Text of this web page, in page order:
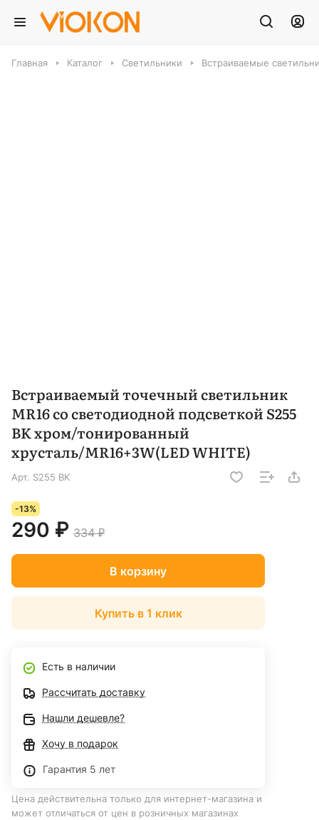
Главная Каталог Светильники Встраиваемые
Встраиваемый точечный светильник
MR16 со светодиодной подсветкой S255
BK хром/тонированный
хрусталь/MR16+3W(LED WHITE)
Арт. S255 BK
-13%
290 ₽ 334 ₽
В корзину
Купить в 1 клик
Есть в наличии
Рассчитать доставку
Нашли дешевле?
Хочу в подарок
Гарантия 5 лет
Цена действительна только для интернет-магазина и
может отличаться от цен в розничных магазинах